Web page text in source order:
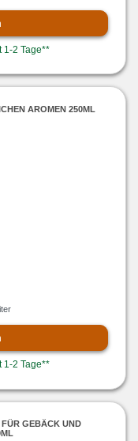
1-2 Tage**
AROMEN 250ML
1-2 Tage**
GEBÄCK UND